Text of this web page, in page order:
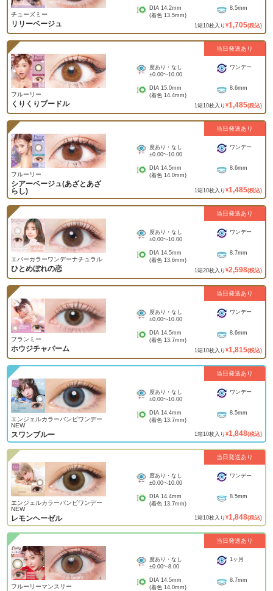
チューズミー
リリーベージュ
DIA 14.2mm
(着色 13.5mm)
8.5mm
1箱10枚入り ¥1,705(税込)
当日発送あり
フルーリー
くりくりプードル
度あり・なし
±0.00~-10.00
ワンデー
DIA 15.0mm
(着色 14.4mm)
8.6mm
1箱10枚入り ¥1,485(税込)
当日発送あり
フルーリー
シアーベージュ(あざとあざ
らし)
度あり・なし
±0.00~-10.00
ワンデー
DIA 14.5mm
(着色 14.0mm)
8.6mm
1箱10枚入り ¥1,485(税込)
当日発送あり
エバーカラーワンデーナチュラル
ひとめぼれの恋
度あり・なし
±0.00~-10.00
ワンデー
DIA 14.5mm
(着色 13.6mm)
8.7mm
1箱20枚入り ¥2,598(税込)
当日発送あり
フランミー
ホウジチャバーム
度あり・なし
±0.00~-10.00
ワンデー
DIA 14.5mm
(着色 13.7mm)
8.6mm
1箱10枚入り ¥1,815(税込)
当日発送あり
エンジェルカラーバンビワンデー
NEW
スワンブルー
度あり・なし
±0.00~-10.00
ワンデー
DIA 14.4mm
(着色 13.7mm)
8.5mm
1箱10枚入り ¥1,848(税込)
当日発送あり
エンジェルカラーバンビワンデー
NEW
レモンヘーゼル
度あり・なし
±0.00~-10.00
ワンデー
DIA 14.4mm
(着色 13.7mm)
8.5mm
1箱10枚入り ¥1,848(税込)
当日発送あり
フルーリーマンスリー
度あり・なし
±0.00~-8.00
1ヶ月
DIA 14.5mm
(着色 14.0mm)
8.7mm